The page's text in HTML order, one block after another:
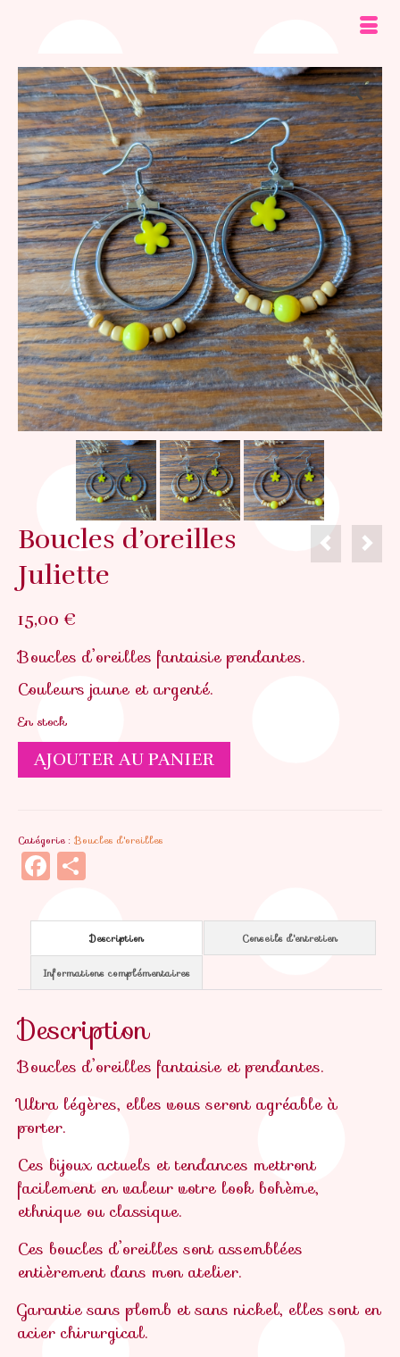
Boucles d’oreilles
Juliette
15,00 €
Boucles d’oreilles fantaisie pendantes.
Couleurs jaune et argenté.
En stock
quantité
de
Juliette
AJOUTER AU PANIER
Catégorie : Boucles d'oreilles
Facebook
Description Conseils d'entretien
Informations complémentaires
Description
Boucles d’oreilles fantaisie et pendantes.
Ultra légères, elles vous seront agréable à
porter.
Ces bijoux actuels et tendances mettront
facilement en valeur votre look bohème,
ethnique ou classique.
Ces boucles d’oreilles sont assemblées
entièrement dans mon atelier.
Garantie sans plomb et sans nickel, elles sont en
acier chirurgical.